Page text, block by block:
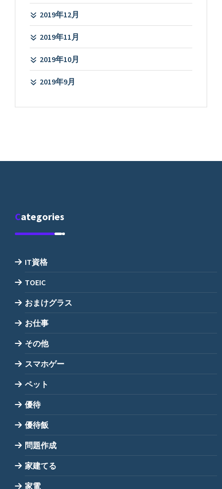
2019年12月
2019年11月
2019年10月
2019年9月
Categories
IT資格
TOEIC
おまけグラス
お仕事
その他
スマホゲー
ペット
優待
優待飯
問題作成
家建てる
家電